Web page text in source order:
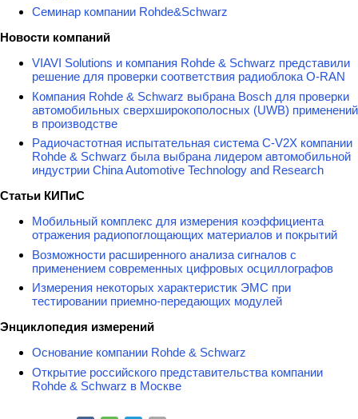
Семинар компании Rohde&Schwarz
Новости компаний
VIAVI Solutions и компания Rohde & Schwarz представили
решение для проверки соответствия радиоблока O-RAN
Компания Rohde & Schwarz выбрана Bosch для проверки
автомобильных сверхширокополосных (UWB) применений
в производстве
Радиочастотная испытательная система C-V2X компании
Rohde & Schwarz была выбрана лидером автомобильной
индустрии China Automotive Technology and Research
Статьи КИПиС
Мобильный комплекс для измерения коэффициента
отражения радиопоглощающих материалов и покрытий
Возможности расширенного анализа сигналов с
применением современных цифровых осциллографов
Измерения некоторых характеристик ЭМС при
тестировании приемно-передающих модулей
Энциклопедия измерений
Основание компании Rohde & Schwarz
Открытие российского представительства компании
Rohde & Schwarz в Москве